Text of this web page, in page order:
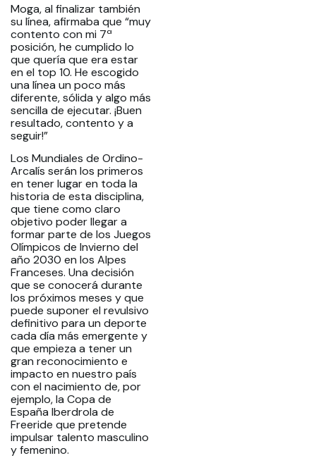
Moga, al finalizar también
su línea, afirmaba que “muy
contento con mi 7ª
posición, he cumplido lo
que quería que era estar
en el top 10. He escogido
una línea un poco más
diferente, sólida y algo más
sencilla de ejecutar. ¡Buen
resultado, contento y a
seguir!”
Los Mundiales de Ordino-
Arcalís serán los primeros
en tener lugar en toda la
historia de esta disciplina,
que tiene como claro
objetivo poder llegar a
formar parte de los Juegos
Olímpicos de Invierno del
año 2030 en los Alpes
Franceses. Una decisión
que se conocerá durante
los próximos meses y que
puede suponer el revulsivo
definitivo para un deporte
cada día más emergente y
que empieza a tener un
gran reconocimiento e
impacto en nuestro país
con el nacimiento de, por
ejemplo, la Copa de
España Iberdrola de
Freeride que pretende
impulsar talento masculino
y femenino.